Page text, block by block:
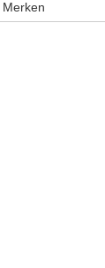
Merken